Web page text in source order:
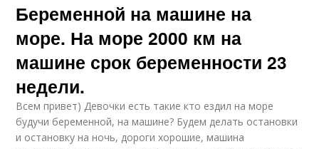
Беременной на машине на
море. На море 2000 км на
машине срок беременности 23
недели.
Всем привет) Девочки есть такие кто ездил на море
будучи беременной, на машине? Будем делать остановки
и остановку на ночь, дороги хорошие, машина